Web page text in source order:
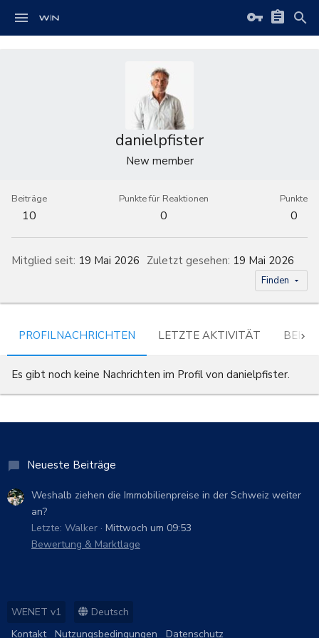
danielpfister
New member
Beiträge
10
Punkte für Reaktionen
0
Punkte
0
Mitglied seit 19 Mai 2026 Zuletzt gesehen 19 Mai 2026
Finden
PROFILNACHRICHTEN LETZTE AKTIVITÄT
Es gibt noch keine Nachrichten im Profil von danielpfister.
Neueste Beiträge
Weshalb ziehen die Immobilienpreise in der Schweiz weiter
an?
Letzte: Walker Mittwoch um 09:53
Bewertung & Marktlage
WENET v1
Deutsch
Kontakt
Nutzungsbedingungen Datenschutz